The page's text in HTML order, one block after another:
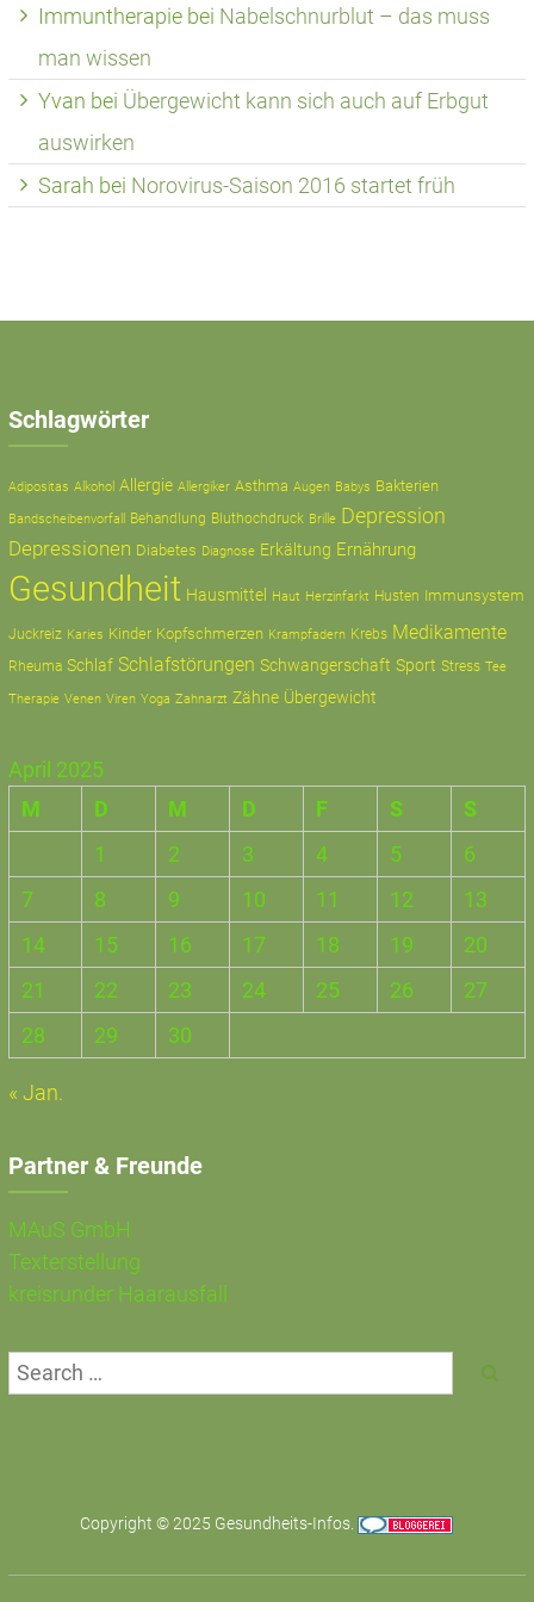
Immuntherapiebei Nabelschnurblut – das muss
man wissen
Yvan bei Übergewicht kann sich auch auf Erbgut
auswirken
Sarah bei Norovirus-Saison 2016 startet früh
Schlagwörter
Adipositas Alkohol Allergie Allergiker Asthma Augen Babys Bakterien
Bandscheibenvorfall Behandlung Bluthochdruck Brille Depression
Depressionen Diabetes Diagnose Erkältung Ernährung
Gesundheit Hausmittel Haut Herzinfarkt Husten Immunsystem
Juckreiz Karies Kinder Kopfschmerzen Krampfadern Krebs Medikamente
Rheuma Schlaf Schlafstörungen Schwangerschaft Sport Stress Tee
Therapie Venen Viren Yoga Zahnarzt Zähne Übergewicht
April 2025
M
D M D F S
S
1
2 3 4 5
6
7
8 9 10 11 12
13
14
15 16 17 18 19
20
21
22 23 24 25 26
27
28
29 30
« Jan.
Partner & Freunde
MAuS GmbH
Texterstellung
kreisrunder Haarausfall
Copyright © 2025 Gesundheits-Infos .